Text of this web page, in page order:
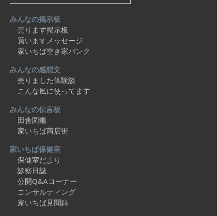
みんなの掲示板
売ります掲示板
買いますメッセージ
家いちば空き家バンク
みんなの感想文
売りました体験談
こんな風に使ってます
みんなの伝言板
田舎図鑑
家いちば商店街
家いちば保健室
保健室だより
診察日誌
公開Q&Aコーナー
コンサルティング
家いちば見聞録